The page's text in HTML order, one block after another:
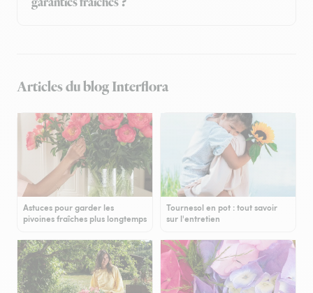
Articles du blog Interflora
Astuces pour garder les
pivoines fraîches plus longtemps
Tournesol en pot : tout savoir
sur l'entretien